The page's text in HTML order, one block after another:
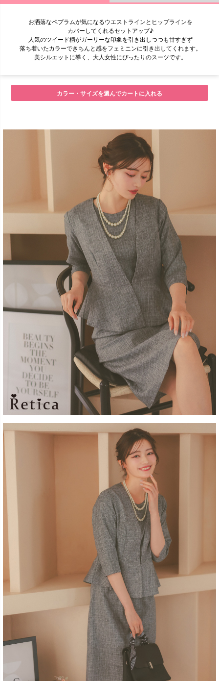
お洒落なペプラムが気になるウエストラインとヒップラインを
カバーしてくれるセットアップ♪
人気のツイード柄がガーリーな印象を引き出しつつも甘すぎず
落ち着いたカラーできちんと感をフェミニンに引き出してくれます。
美シルエットに導く、大人女性にぴったりのスーツです。
カラー・サイズを選んでカートに入れる